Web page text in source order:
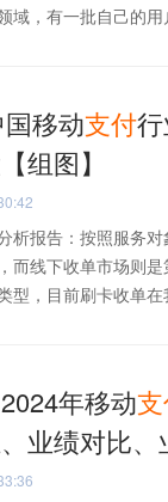
域，有一批自己的
移动支付
组图】
析报告：按照服务
而线下收单市场则
型，目前刷卡收单
2024年移动
业绩对比、